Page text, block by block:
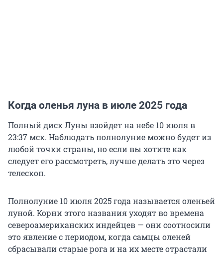
Когда оленья луна в июле 2025 года
Полный диск Луны взойдет на небе 10 июля в
23:37 мск. Наблюдать полнолуние можно будет из
любой точки страны, но если вы хотите как
следует его рассмотреть, лучше делать это через
телескоп.
Полнолуние 10 июля 2025 года называется оленьей
луной. Корни этого названия уходят во времена
североамериканских индейцев — они соотносили
это явление с периодом, когда самцы оленей
сбрасывали старые рога и на их месте отрастали